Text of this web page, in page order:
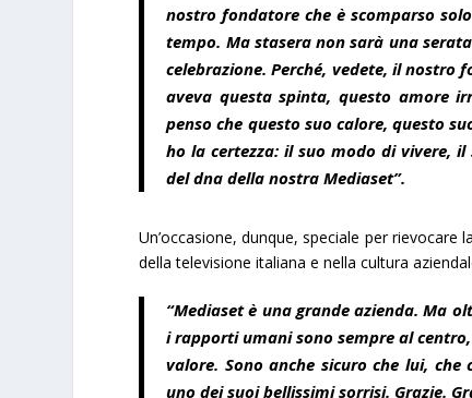
nostro fondatore che è scomparso
tempo. Ma stasera non sarà una
celebrazione. Perché, vedete, il nostro
aveva questa spinta, questo amore
penso che questo suo calore, questo
ho la certezza: il suo modo di vivere,
del dna della nostra Mediaset”.
Un’occasione, dunque, speciale per
della televisione italiana e nella cultura
“Mediaset è una grande azienda. Ma
i rapporti umani sono sempre al
valore. Sono anche sicuro che lui,
uno dei suoi bellissimi sorrisi. Grazie.